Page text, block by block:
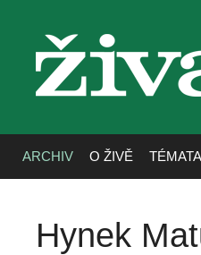
živa
ARCHIV O ŽIVĚ TÉMATA
Hynek